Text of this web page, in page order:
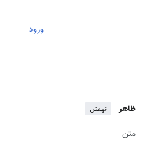
ورود
ظاهر نهفتن
متن